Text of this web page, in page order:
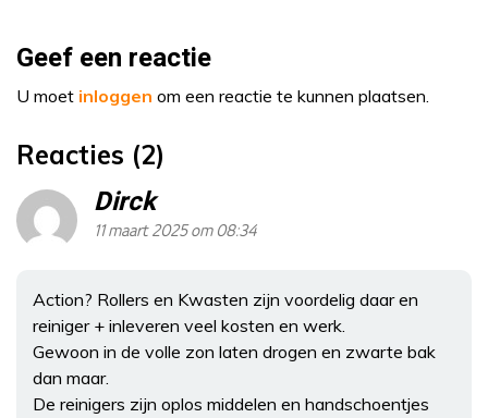
Geef een reactie
U moet inloggen om een reactie te kunnen plaatsen.
Reacties (2)
Dirck
11 maart 2025 om 08:34
Action? Rollers en Kwasten zijn voordelig daar en
reiniger + inleveren veel kosten en werk.
Gewoon in de volle zon laten drogen en zwarte bak
dan maar.
De reinigers zijn oplos middelen en handschoentjes